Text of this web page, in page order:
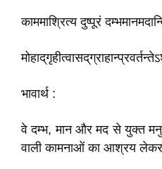
काममाश्रित्य दुष्पूरं
भावार्थ :
वे दम्भ, मान और मद से युक्त
वाली कामनाओं का आश्रय